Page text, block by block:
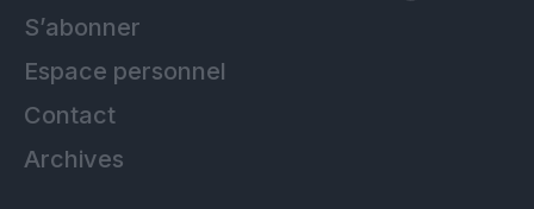
S’abonner
Espace personnel
Contact
Archives